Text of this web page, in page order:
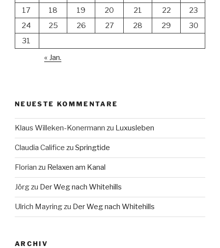
17
18 19 20 21 22
23
24
25 26 27 28 29
30
31
« Jan.
NEUESTE KOMMENTARE
Klaus Willeken-Konermann zu Luxusleben
Claudia Califice zu Springtide
Florian zu Relaxen am Kanal
Jörgzu Der Weg nach Whitehills
Ulrich Mayringzu Der Weg nach Whitehills
ARCHIV